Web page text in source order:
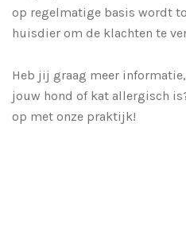
op regelmatige basis wordt
huisdier om de klachten te
Heb jij graag meer
jouw hond of kat allergisch
op met onze praktijk!